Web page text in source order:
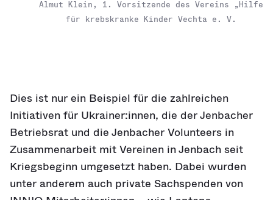
Almut Klein, 1. Vorsitzende des Vereins „Hilfe
für krebskranke Kinder Vechta e. V.
Dies ist nur ein Beispiel für die zahlreichen
Initiativen für Ukrainer:innen, die der Jenbacher
Betriebsrat und die Jenbacher Volunteers in
Zusammenarbeit mit Vereinen in Jenbach seit
Kriegsbeginn umgesetzt haben. Dabei wurden
unter anderem auch private Sachspenden von